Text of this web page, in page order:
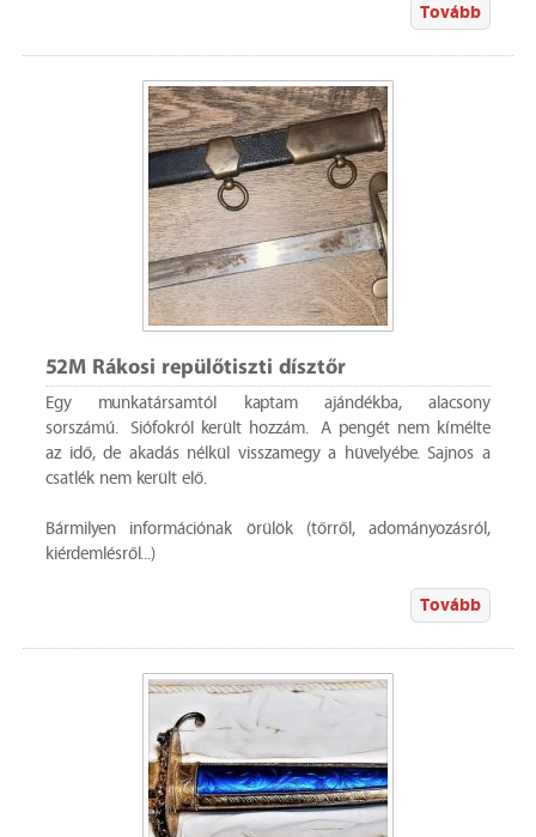
Tovább
52M Rákosi repülőtiszti dísztőr
Egy munkatársamtól kaptam ajándékba, alacsony
sorszámú. Siófokról került hozzám. A pengét nem kímélte
az idő, de akadás nélkül visszamegy a hüvelyébe. Sajnos a
csatlék nem került elő.
Bármilyen információnak örülök (tőrről, adományozásról,
kiérdemlésről...)
Tovább